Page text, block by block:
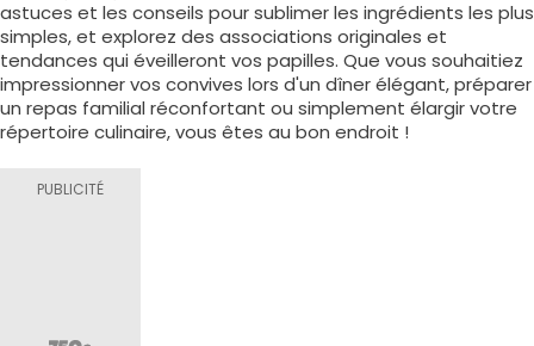
astuces et les conseils pour sublimer les ingrédients les plus
simples, et explorez des associations originales et
tendances qui éveilleront vos papilles. Que vous souhaitiez
impressionner vos convives lors d'un dîner élégant, préparer
un repas familial réconfortant ou simplement élargir votre
répertoire culinaire, vous êtes au bon endroit !